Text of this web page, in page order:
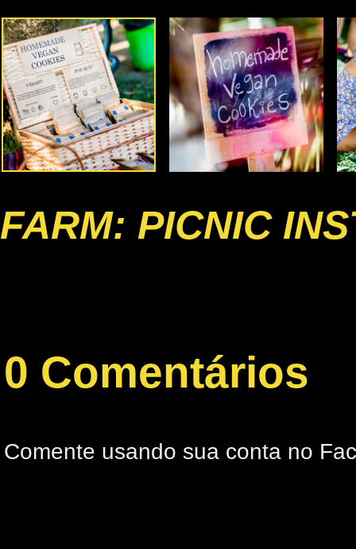
FARM: PICNIC
0 Comentários
Comente usando sua conta no